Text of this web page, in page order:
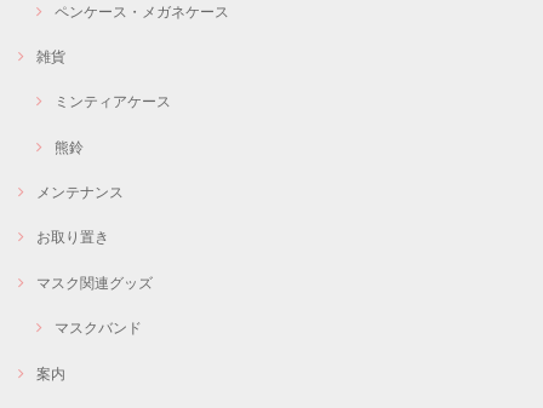
ペンケース・メガネケース
雑貨
ミンティアケース
熊鈴
メンテナンス
お取り置き
マスク関連グッズ
マスクバンド
案内